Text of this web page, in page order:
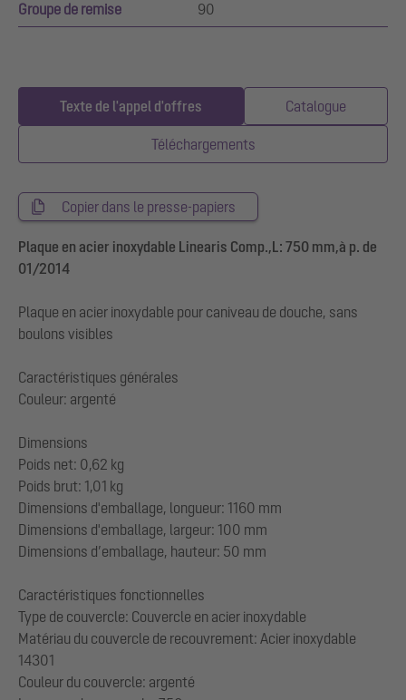
Groupe de remise 90
Texte de l'appel d'offres Catalogue
Téléchargements
Copier dans le presse-papiers
Plaque en acier inoxydable Linearis Comp.,L: 750 mm,à p. de
01/2014
Plaque en acier inoxydable pour caniveau de douche, sans
boulons visibles
Caractéristiques générales
Couleur: argenté
Dimensions
Poids net: 0,62 kg
Poids brut: 1,01 kg
Dimensions d'emballage, longueur: 1160 mm
Dimensions d'emballage, largeur: 100 mm
Dimensions d’emballage, hauteur: 50 mm
Caractéristiques fonctionnelles
Type de couvercle: Couvercle en acier inoxydable
Matériau du couvercle de recouvrement: Acier inoxydable
14301
Couleur du couvercle: argenté